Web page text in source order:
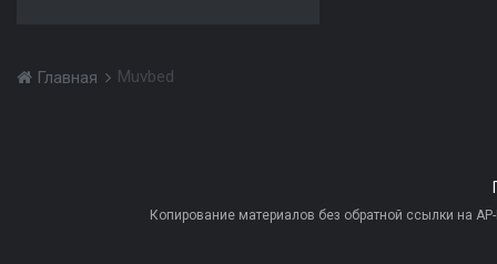
Главная Muvbed
Копирование материалов без обратной ссылки на